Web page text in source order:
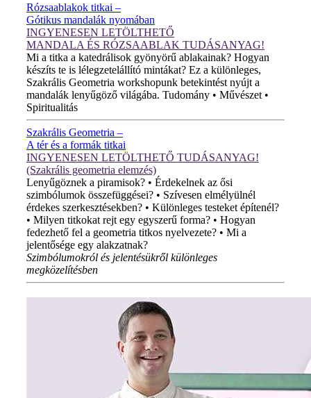
Rózsaablakok titkai –
Gótikus mandalák nyomában
INGYENESEN LETÖLTHETŐ
MANDALA ÉS RÓZSAABLAK TUDÁSANYAG!
Mi a titka a katedrálisok gyönyörű ablakainak? Hogyan
készíts te is lélegzetelállító mintákat? Ez a különleges,
Szakrális Geometria workshopunk betekintést nyújt a
mandalák lenyűgöző világába. Tudomány • Művészet •
Spiritualitás
Szakrális Geometria –
A tér és a formák titkai
INGYENESEN LETÖLTHETŐ TUDÁSANYAG!
(Szakrális geometria elemzés)
Lenyűgöznek a piramisok? • Érdekelnek az ősi
szimbólumok összefüggései? • Szívesen elmélyülnél
érdekes szerkesztésekben? • Különleges testeket építenél?
• Milyen titkokat rejt egy egyszerű forma? • Hogyan
fedezhető fel a geometria titkos nyelvezete? • Mi a
jelentősége egy alakzatnak?
Szimbólumokról és jelentésükről különleges
megközelítésben